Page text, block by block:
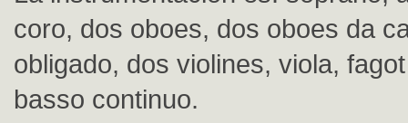
coro, dos oboes, dos oboes da
obligado, dos violines, viola,
basso continuo.